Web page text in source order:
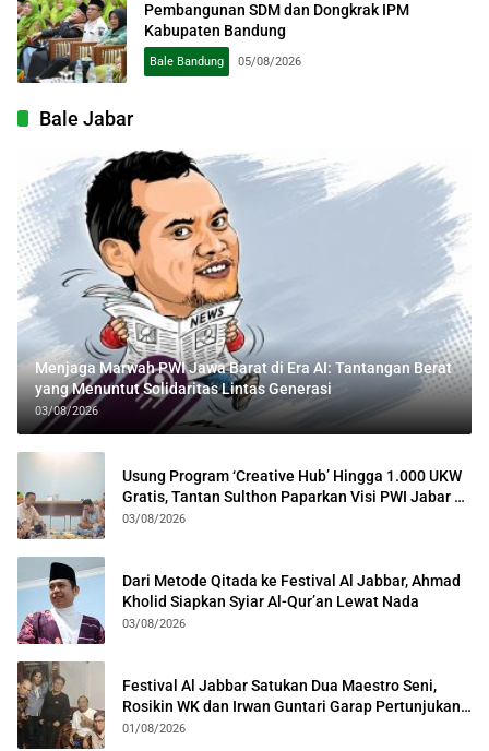
Pembangunan SDM dan Dongkrak IPM
Kabupaten Bandung
Bale Bandung 05/08/2026
Bale Jabar
Menjaga Marwah PWI Jawa Barat di Era AI: Tantangan Berat
yang Menuntut Solidaritas Lintas Generasi
03/08/2026
Usung Program ‘Creative Hub’ Hingga 1.000 UKW
Gratis, Tantan Sulthon Paparkan Visi PWI Jabar di
Kota Bogor
03/08/2026
Dari Metode Qitada ke Festival Al Jabbar, Ahmad
Kholid Siapkan Syiar Al-Qur’an Lewat Nada
03/08/2026
Festival Al Jabbar Satukan Dua Maestro Seni,
Rosikin WK dan Irwan Guntari Garap Pertunjukan
Kolosal
01/08/2026